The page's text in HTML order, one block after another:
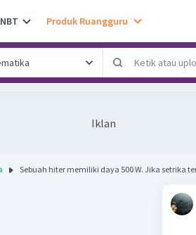
Produk Ruangguru
Iklan
Sebuah hiter memiliki daya 500 W. Jika setrika